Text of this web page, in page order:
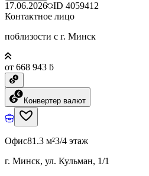
17.06.2026 ID 4059412
Контактное лицо
поблизости с г. Минск
от 668 943 ƃ
Конвертер валют
Офис81.3 м²3/4 этаж
г. Минск, ул. Кульман, 1/1